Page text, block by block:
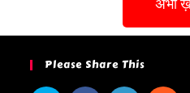
Please Share This